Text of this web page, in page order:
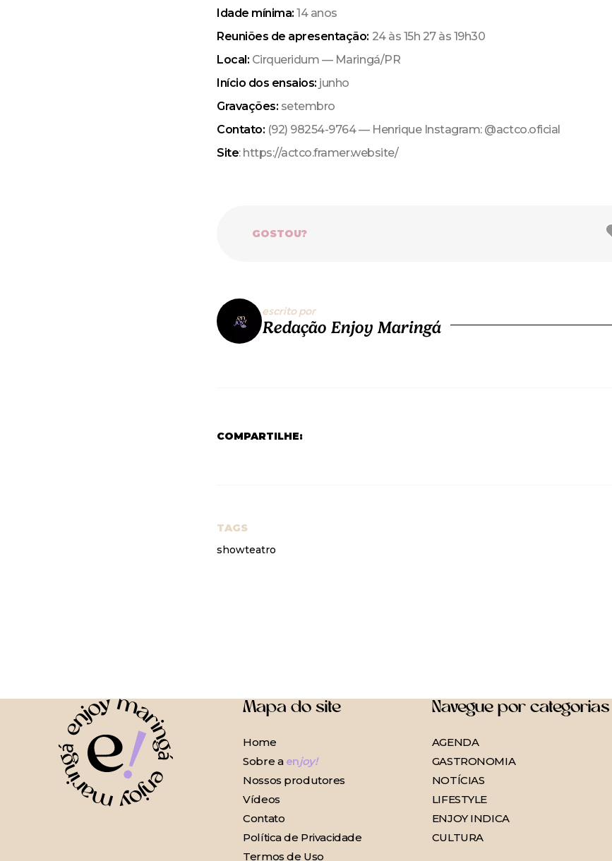
Idade mínima:14 anos
Reuniões de apresentação: 24 às 15h 27 às 19h30
Local: Cirqueridum — Maringá/PR
Início dos ensaios: junho
Gravações: setembro
Contato: (92) 98254-9764 — Henrique Instagram: @actco.oficial
Site: https://actco.framer.website/
GOSTOU?
escrito por
Redação Enjoy Maringá
COMPARTILHE:
TAGS
showteatro
Mapa do site
Home
Sobre a enjoy!
Nossos produtores
Vídeos
Contato
Política de Privacidade
Termos de Uso
Navegue por categorias
AGENDA
GASTRONOMIA
NOTÍCIAS
LIFESTYLE
ENJOY INDICA
CULTURA